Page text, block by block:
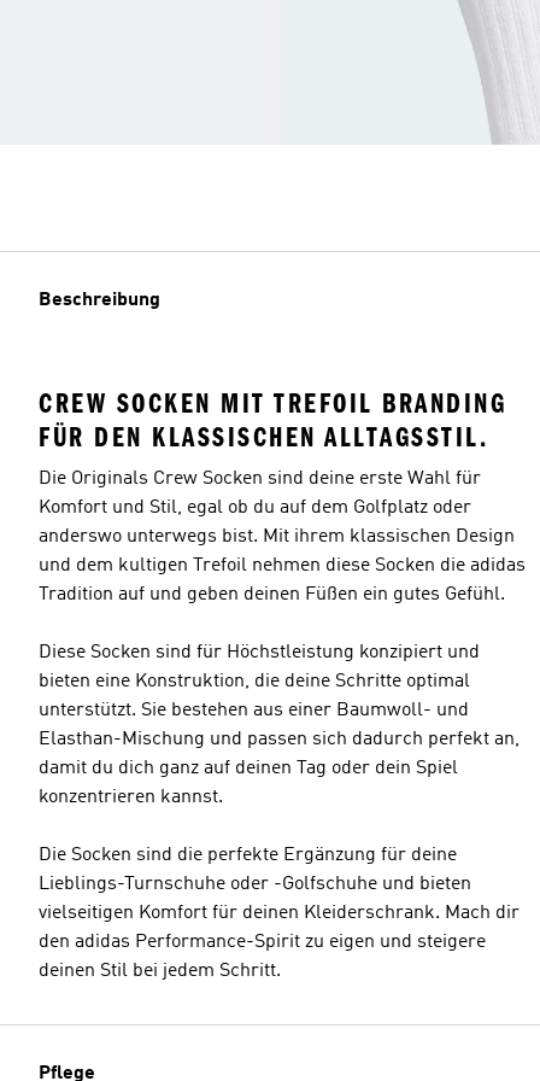
Beschreibung
CREW SOCKEN MIT TREFOIL BRANDING
FÜR DEN KLASSISCHEN ALLTAGSSTIL.
Die Originals Crew Socken sind deine erste Wahl für
Komfort und Stil, egal ob du auf dem Golfplatz oder
anderswo unterwegs bist. Mit ihrem klassischen Design
und dem kultigen Trefoil nehmen diese Socken die adidas
Tradition auf und geben deinen Füßen ein gutes Gefühl.
Diese Socken sind für Höchstleistung konzipiert und
bieten eine Konstruktion, die deine Schritte optimal
unterstützt. Sie bestehen aus einer Baumwoll- und
Elasthan-Mischung und passen sich dadurch perfekt an,
damit du dich ganz auf deinen Tag oder dein Spiel
konzentrieren kannst.
Die Socken sind die perfekte Ergänzung für deine
Lieblings-Turnschuhe oder -Golfschuhe und bieten
vielseitigen Komfort für deinen Kleiderschrank. Mach dir
den adidas Performance-Spirit zu eigen und steigere
deinen Stil bei jedem Schritt.
Pflege